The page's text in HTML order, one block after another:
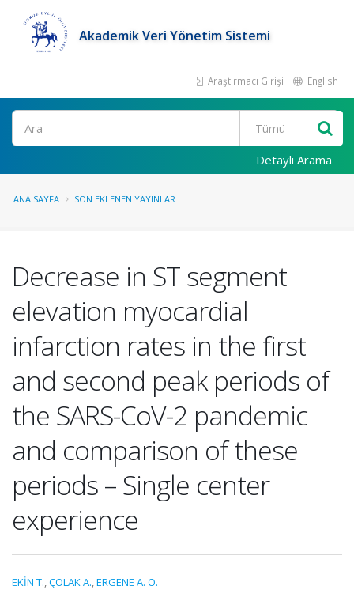
Akademik Veri Yönetim Sistemi
Araştırmacı Girişi English
Ara
Detaylı Arama
ANA SAYFA SON EKLENEN YAYINLAR
Decrease in ST segment
elevation myocardial
infarction rates in the first
and second peak periods of
the SARS-CoV-2 pandemic
and comparison of these
periods – Single center
experience
EKİN T.,ÇOLAK A.,ERGENE A. O.